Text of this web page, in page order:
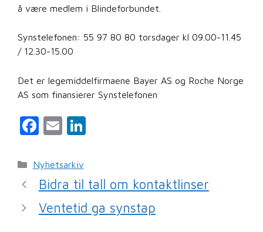
å være medlem i Blindeforbundet.
Synstelefonen: 55 97 80 80 torsdager kl 09.00-11.45
/ 12.30-15.00
Det er legemiddelfirmaene Bayer AS og Roche Norge
AS som finansierer Synstelefonen
F
c
e
b
o
E
ai
l
e
dI
n
Kategorier
Nyhetsarkiv
Bidra til tall om kontaktlinser
Ventetid ga synstap